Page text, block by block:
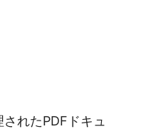
れたPDFドキュ